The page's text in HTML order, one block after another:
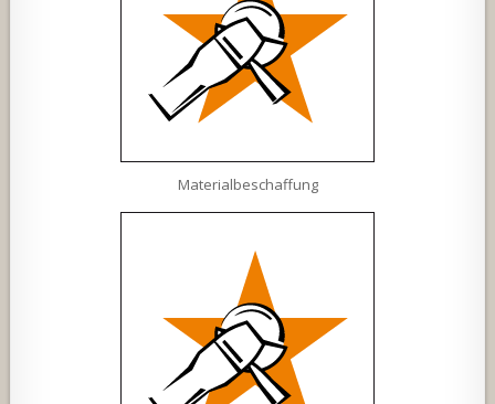
Materialbeschaffung